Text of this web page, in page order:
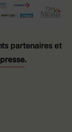
partenaires et
.